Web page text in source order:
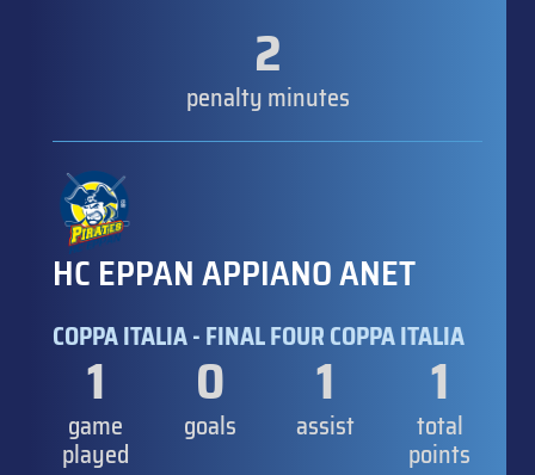
2
penalty minutes
HC EPPAN APPIANO ANET
COPPA ITALIA - FINAL FOUR COPPA ITALIA
1
game
played
0
goals
1
assist
1
total
points